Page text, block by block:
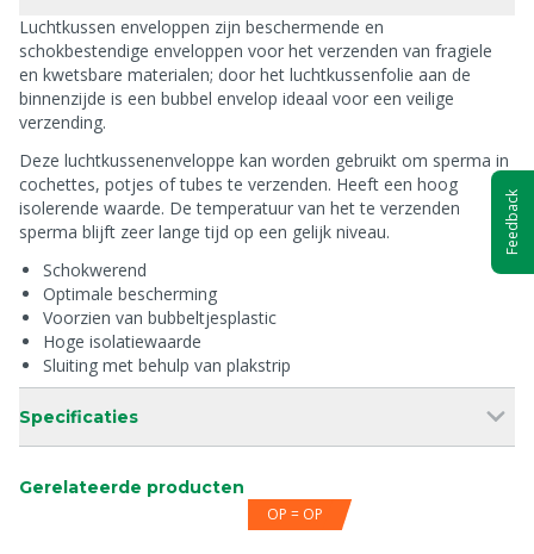
Luchtkussen enveloppen zijn beschermende en
schokbestendige enveloppen voor het verzenden van fragiele
en kwetsbare materialen; door het luchtkussenfolie aan de
binnenzijde is een bubbel envelop ideaal voor een veilige
verzending.
Deze luchtkussenenveloppe kan worden gebruikt om sperma in
cochettes, potjes of tubes te verzenden. Heeft een hoog
isolerende waarde. De temperatuur van het te verzenden
sperma blijft zeer lange tijd op een gelijk niveau.
Schokwerend
Optimale bescherming
Voorzien van bubbeltjesplastic
Hoge isolatiewaarde
Sluiting met behulp van plakstrip
Specificaties
Gerelateerde producten
OP = OP
Feedback